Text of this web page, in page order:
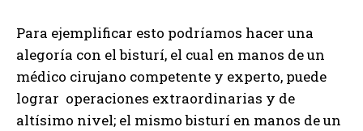
Para ejemplificar esto podríamos hacer una
alegoría con el bisturí, el cual en manos de un
médico cirujano competente y experto, puede
lograr operaciones extraordinarias y de
altísimo nivel; el mismo bisturí en manos de un